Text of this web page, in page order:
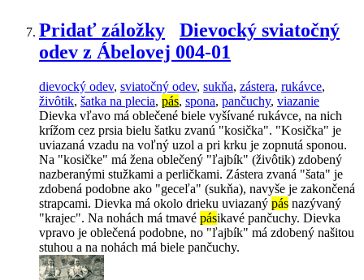
Pridať záložky
Dievocký sviatočný
odev z Ábelovej 004-01
dievocký odev, sviatočný odev, sukňa, zástera, rukávce,
živôtik, šatka na plecia, pás, spona, pančuchy, viazanie
Dievka vľavo má oblečené biele vyšívané rukávce, na nich
krížom cez prsia bielu šatku zvanú "kosička". "Kosička" je
uviazaná vzadu na voľný uzol a pri krku je zopnutá sponou.
Na "kosičke" má žena oblečený "ľajbík" (živôtik) zdobený
nazberanými stužkami a perličkami. Zástera zvaná "šata" je
zdobená podobne ako "geceľa" (sukňa), navyše je zakončená
strapcami. Dievka má okolo drieku uviazaný pás nazývaný
"krajec". Na nohách má tmavé pásikavé pančuchy. Dievka
vpravo je oblečená podobne, no "ľajbík" má zdobený našitou
stuhou a na nohách má biele pančuchy.